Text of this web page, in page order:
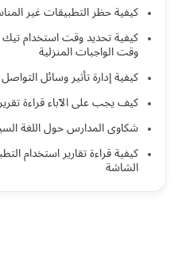
كيفية حظر التطبيقات غير
كيفية تحديد وقت استخدام
وقت الواجبات المنزلية
كيفية إدارة تأثير وسائل
كيف يجب على الآباء قراءة
شكاوى المدارس حول اللغة
كيفية قراءة تقارير استخدام
الشاشة